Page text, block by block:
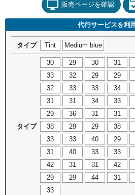
販売ページを確認
代行サービスを利
タイプ Tint Medium blue
タイプ
30 29 30 31
33
32 29 29
32
33 33 34
31
31 34 33
29
36 31 31
38
29 29 38
33
33 40 29
31
40 33 33
42
31 31 42
29
29 44 31
33